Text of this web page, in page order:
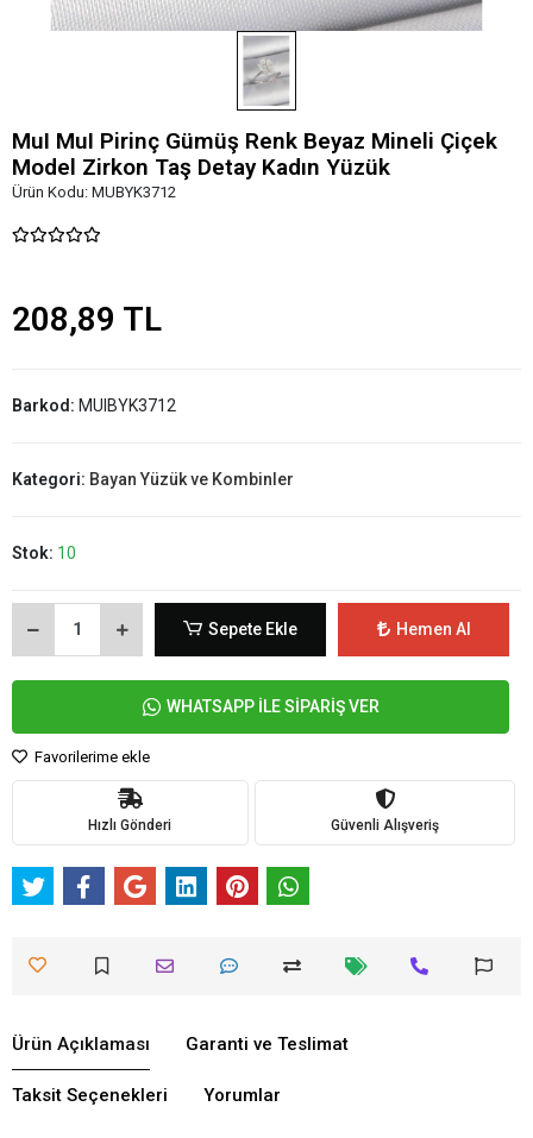
MuI MuI Pirinç Gümüş Renk Beyaz Mineli Çiçek
Model Zirkon Taş Detay Kadın Yüzük
Ürün Kodu: MUBYK3712
208,89 TL
Barkod: MUIBYK3712
Kategori: Bayan Yüzük ve Kombinler
Stok: 10
Sepete Ekle Hemen Al
WHATSAPP İLE SİPARİŞ VER
Favorilerime ekle
Hızlı Gönderi Güvenli Alışveriş
Ürün Açıklaması Garanti ve Teslimat
Taksit Seçenekleri Yorumlar